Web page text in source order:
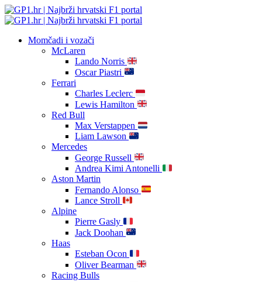
Momčadi i vozači
McLaren
Lando Norris
Oscar Piastri
Ferrari
Charles Leclerc
Lewis Hamilton
Red Bull
Max Verstappen
Liam Lawson
Mercedes
George Russell
Andrea Kimi Antonelli
Aston Martin
Fernando Alonso
Lance Stroll
Alpine
Pierre Gasly
Jack Doohan
Haas
Esteban Ocon
Oliver Bearman
Racing Bulls